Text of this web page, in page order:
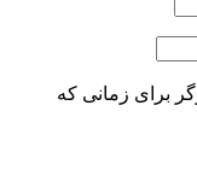
برای زمانی که